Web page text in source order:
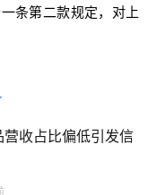
条第二款规定，对上
主营业务是园林机械
器人的研发与制造。
收占比偏低引发信